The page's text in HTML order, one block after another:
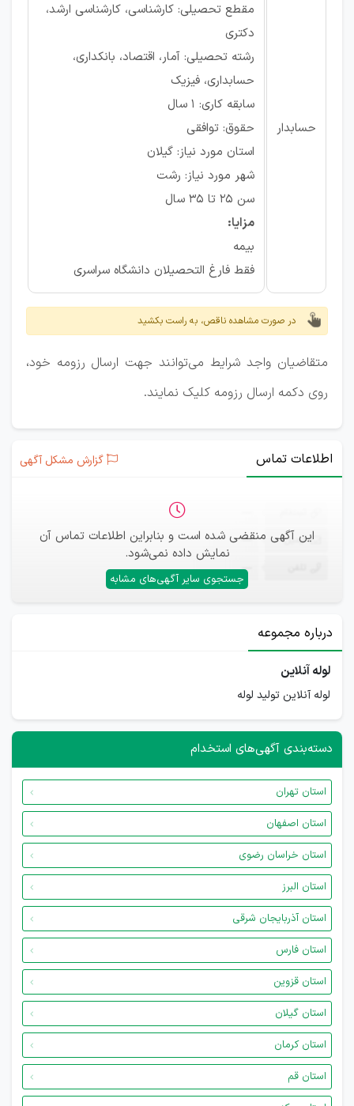
حسابدار
مقطع تحصیلی: کارشناسی، کارشناسی ارشد،
دکتری
رشته تحصیلی: آمار، اقتصاد، بانکداری،
حسابداری، فیزیک
سابقه کاری: 1 سال
حقوق: توافقی
استان مورد نیاز: گیلان
شهر مورد نیاز: رشت
سن ۲۵ تا ۳۵ سال
مزایا:
بیمه
فقط فارغ التحصیلان دانشگاه سراسری
در صورت مشاهده ناقص، به راست بکشید
متقاضیان واجد شرایط می‌توانند جهت ارسال رزومه خود،
روی دکمه ارسال رزومه کلیک نمایند.
اطلاعات تماس گزارش مشکل آگهی
این آگهی منقضی شده است و بنابراین اطلاعات تماس آن
نمایش داده نمی‌شود.
جستجوی سایر آگهی‌های مشابه
ایمیل —
—
درباره مجموعه
لوله آنلاین
لوله آنلاین تولید لوله
دسته‌بندی آگهی‌های استخدام
استان تهران
استان اصفهان
استان خراسان رضوی
استان البرز
استان آذربایجان شرقی
استان فارس
استان قزوین
استان گیلان
استان کرمان
استان قم